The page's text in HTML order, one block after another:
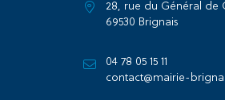
28, rue du Général de
69530 Brignais
04 78 05 15 11
contact@mairie-